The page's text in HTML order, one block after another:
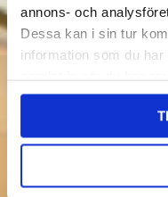
annons- och
Dessa kan i sin tur
information som du